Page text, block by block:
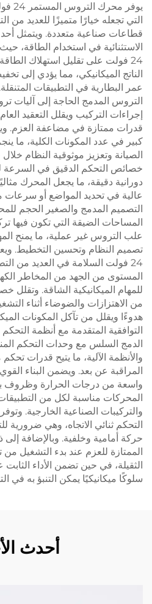
التي تجعله خيارًا متميزًا للعديد من
قطاعات صناعية متعددة. ويتمثل أحد
الاستثنائية في استخدام الطاقة،
24 فولت على تقليل استهلاك
الناتج الميكانيكي، مما يؤدي إلى
عمر البطارية في التطبيقات
التروس المدمج الحاجة إلى آليات
إجراءات التركيب ويقلل التعقيد
قدرات ممتازة في مضاعفة العزم.
كبير في عدد المكونات الكلية، ما
الصيانة وتعزيز موثوقية النظام
خصائص التحكم الدقيق في
دورانية دقيقة، ما يجعل المحرك
عالية في تحديد المواضع أو سرعات
التصميم المدمج والصغير الحجم
المساحات الضيقة التي تكون فيها
علب التروس غير عملية، ما يمنح
تصميم النظام وتحسين التخطيط.
24 فولت السلامة في العديد من
المستوى من الجهد من المخاطر
للمهام الميكانيكية الشاقة.
من الاهتزازات والضوضاء أثناء
هدوءًا ويقلل من تآكل المكونات
التوافقية المتقدمة مع أنظمة
الدمج السلس مع وحدات التحكم
والأنظمة الآلية، ما يتيح قدرات
المراقبة عن بعد. ويضمن البناء
واسعة من درجات الحرارة وظروف
المحركات مناسبة لكل من
والتركيبات الصناعية الخارجية.
التحكم ثنائي الاتجاه، وهي ضرورية
حركة أمامية وخلفية. وبالإضافة
الممتازة للعزم عند بدء التشغيل
الثقيلة، في حين تضمن الأداء
سلوكًا ميكانيكيًا يمكن التنبؤ به في
أحدث